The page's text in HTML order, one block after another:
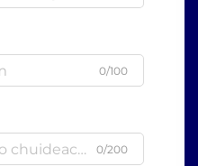
0/100
0/200